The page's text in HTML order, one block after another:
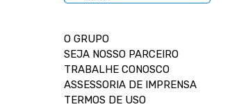
O GRUPO
SEJA NOSSO PARCEIRO
TRABALHE CONOSCO
ASSESSORIA DE IMPRENSA
TERMOS DE USO